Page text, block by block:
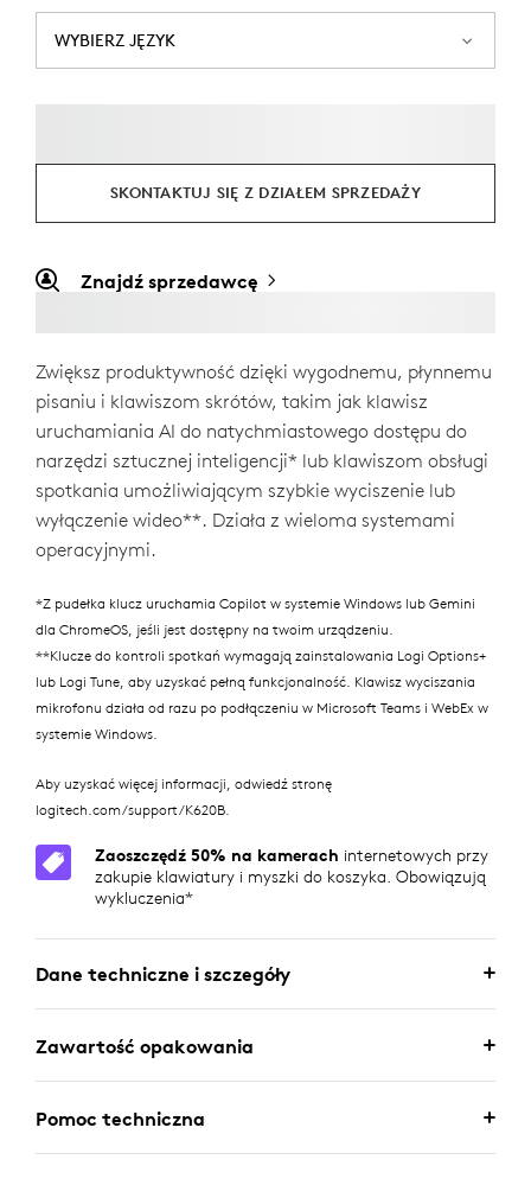
WYBIERZ JĘZYK
SKONTAKTUJ SIĘ Z DZIAŁEM SPRZEDAŻY
Znajdź sprzedawcę
Zwiększ produktywność dzięki wygodnemu, płynnemu
pisaniu i klawiszom skrótów, takim jak klawisz
uruchamiania AI do natychmiastowego dostępu do
narzędzi sztucznej inteligencji* lub klawiszom obsługi
spotkania umożliwiającym szybkie wyciszenie lub
wyłączenie wideo**. Działa z wieloma systemami
operacyjnymi.
*Z pudełka klucz uruchamia Copilot w systemie Windows lub Gemini
dla ChromeOS, jeśli jest dostępny na twoim urządzeniu.
**Klucze do kontroli spotkań wymagają zainstalowania Logi Options+
lub Logi Tune, aby uzyskać pełną funkcjonalność. Klawisz wyciszania
mikrofonu działa od razu po podłączeniu w Microsoft Teams i WebEx w
systemie Windows.
Aby uzyskać więcej informacji, odwiedź stronę
logitech.com/support/K620B.
Zaoszczędź 50% na kamerach internetowych przy
zakupie klawiatury i myszki do koszyka. Obowiązują
wykluczenia*
Dane techniczne i szczegóły
Zawartość opakowania
Pomoc techniczna